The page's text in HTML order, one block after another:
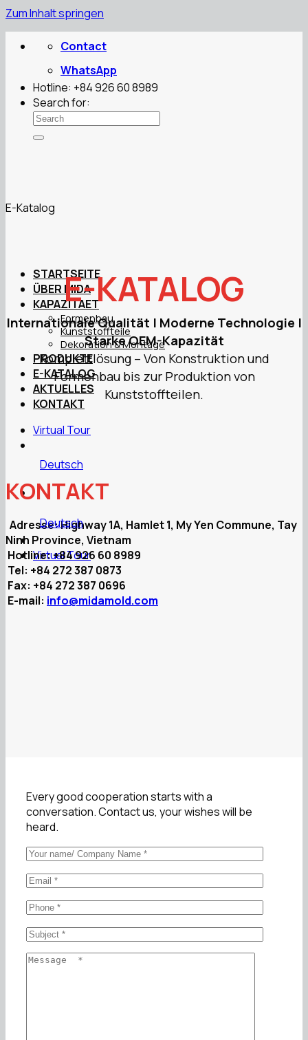
Zum Inhalt springen
Contact
WhatsApp
Hotline: +84 926 60 8989
Search for:
STARTSEITE
ÜBER MIDA
KAPAZITAET
Formenbau
Kunststoffteile
Dekoration & Montage
PRODUKTE
E-KATALOG
AKTUELLES
KONTAKT
Virtual Tour
Deutsch
Deutsch
Virtual Tour
E-Katalog
E-KATALOG
Internationale Qualität | Moderne Technologie |
Starke OEM-Kapazität
Komplettlösung – Von Konstruktion und
Formenbau bis zur Produktion von
Kunststoffteilen.
KONTAKT
Adresse: Highway 1A, Hamlet 1, My Yen Commune, Tay
Ninh Province, Vietnam
Hotline: +84 926 60 8989
Tel: +84 272 387 0873
Fax: +84 272 387 0696
E-mail: info@midamold.com
Every good cooperation starts with a
conversation. Contact us, your wishes will be
heard.